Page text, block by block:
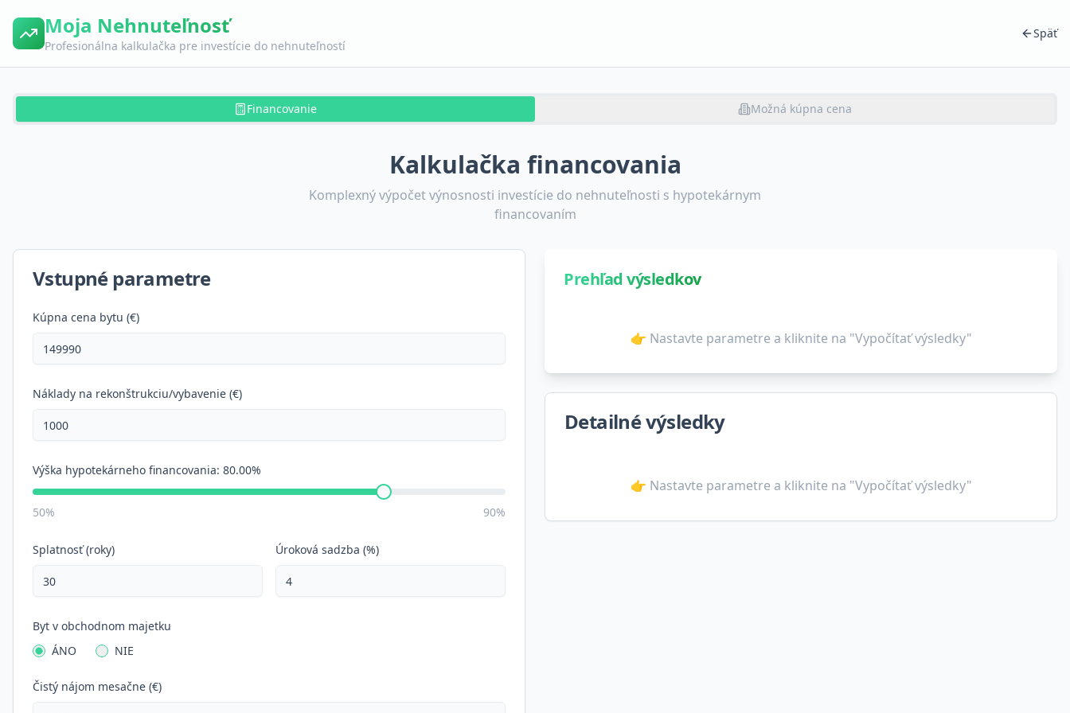
Moja Nehnuteľnosť
Profesionálna kalkulačka pre investície do nehnuteľností
Späť
Financovanie Možná kúpna cena
Kalkulačka financovania
Komplexný výpočet výnosnosti investície do nehnuteľnosti s hypotekárnym
financovaním
Vstupné parametre
Kúpna cena bytu (€)
Náklady na rekonštrukciu/vybavenie (€)
Výška hypotekárneho financovania: 80.00%
50% 90%
Splatnosť (roky) Úroková sadzba (%)
Byt v obchodnom majetku
ÁNO
NIE
Čistý nájom mesačne (€)
Prehľad výsledkov
👉 Nastavte parametre a kliknite na "Vypočítať výsledky"
Detailné výsledky
👉 Nastavte parametre a kliknite na "Vypočítať výsledky"